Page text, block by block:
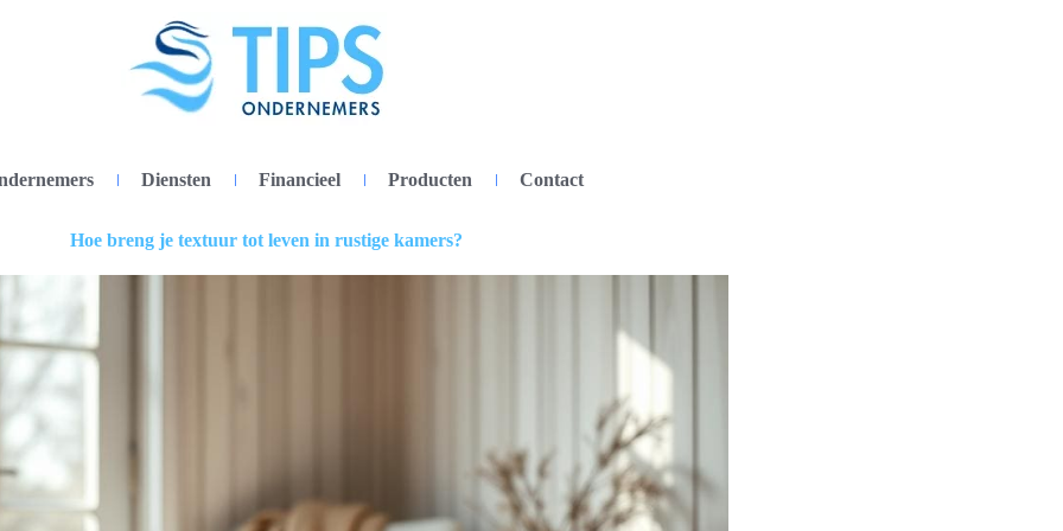
Diensten Financieel Producten Contact
Hoe breng je textuur tot leven in rustige kamers?